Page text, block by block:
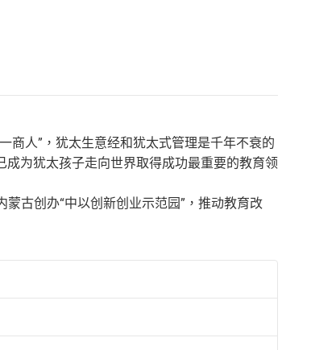
商人”，犹太生意经和犹太式管理是千年不衰的
为犹太孩子走向世界取得成功最重要的教育领
古创办“中以创新创业示范园”，推动教育改